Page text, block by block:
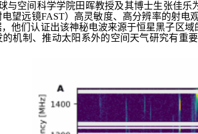
与空间科学学院田晖教授及其博士生张佳
望远镜FAST）高灵敏度、高分辨率的射
他们认证出该神秘电波来源于恒星黑子区
机制、推动太阳系外的空间天气研究有重